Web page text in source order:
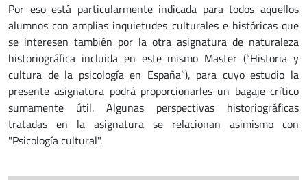
Por eso está particularmente indicada para todos aquellos
alumnos con amplias inquietudes culturales e históricas que
se interesen también por la otra asignatura de naturaleza
historiográfica incluida en este mismo Master (“Historia y
cultura de la psicología en España”), para cuyo estudio la
presente asignatura podrá proporcionarles un bagaje crítico
sumamente útil. Algunas perspectivas historiográficas
tratadas en la asignatura se relacionan asimismo con
"Psicología cultural".